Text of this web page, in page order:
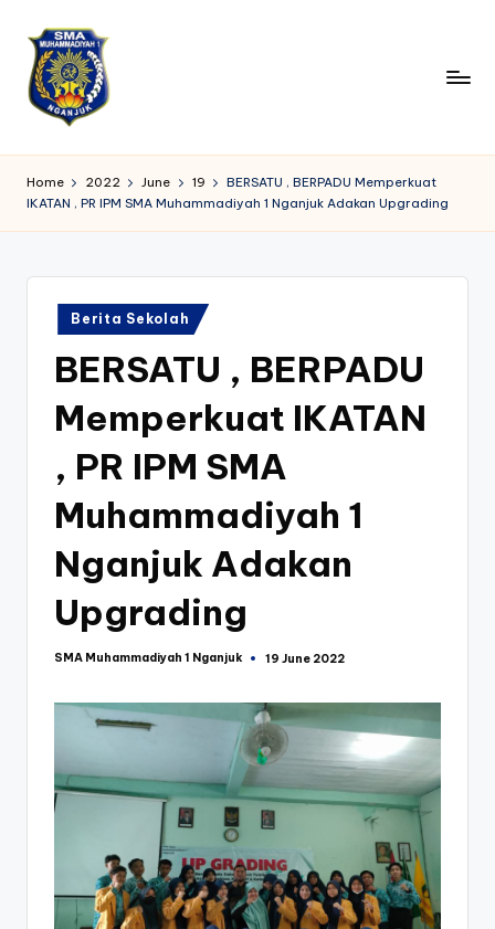
Skip
content
M
A
1
Ilmu,
Home 2022 June 19
BERSATU , BERPADU Memperkuat
IKATAN , PR IPM SMA Muhammadiyah 1 Nganjuk Adakan Upgrading
Posted
in
Berita Sekolah
BERSATU , BERPADU
Memperkuat IKATAN
, PR IPM SMA
Muhammadiyah 1
Nganjuk Adakan
Upgrading
Posted
SMA Muhammadiyah 1 Nganjuk 19 June 2022